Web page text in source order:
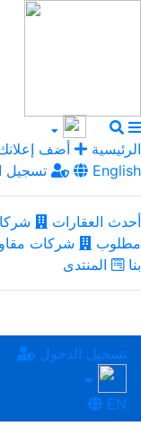
الرئيسية أضف
تسجيل
English
أحدث العقارات
مطلوب
شركات
بنا
المنتدى
تسجيل الدخول
EN